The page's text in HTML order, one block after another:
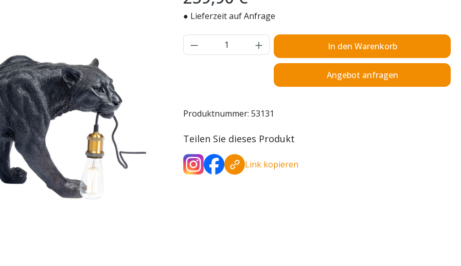
● Lieferzeit auf Anfrage
Produkt Anzahl: Gib den gewünschten Wert
In den Warenkorb
Angebot anfragen
Produktnummer: 53131
Teilen Sie dieses Produkt
Link kopieren